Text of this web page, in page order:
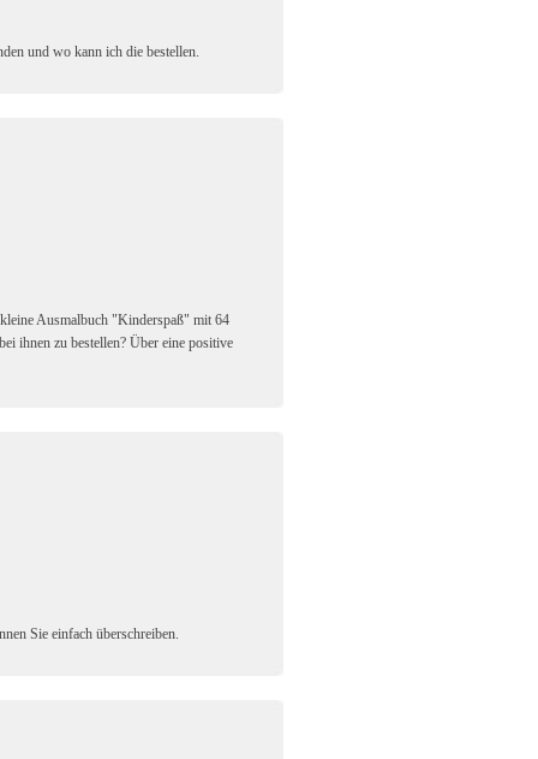
und wo kann ich die bestellen.
Ausmalbuch "Kinderspaß" mit 64
ihnen zu bestellen? Über eine positive
Sie einfach überschreiben.